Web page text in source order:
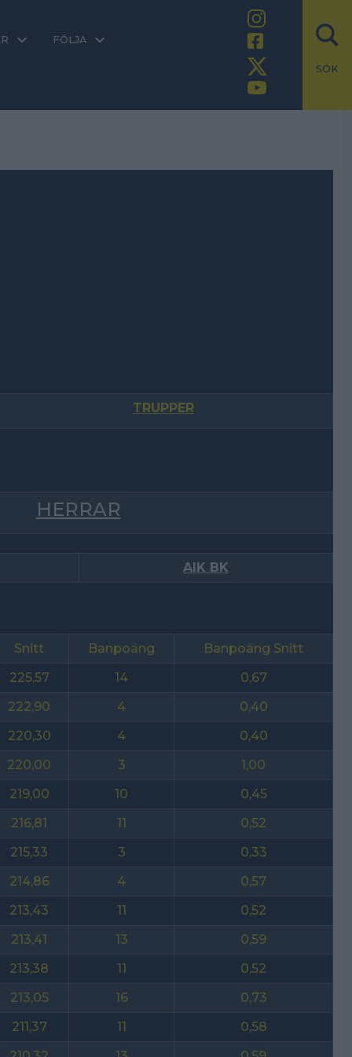
FÖLJA
SÖK
TRUPPER
HERRAR
AIK BK
Snitt Banpoäng
Banpoäng Snitt
225,57
14
0,67
222,90
4
0,40
220,30
4
0,40
220,00
3
1,00
219,00
10
0,45
216,81
11
0,52
215,33
3
0,33
214,86
4
0,57
213,43
11
0,52
213,41
13
0,59
213,38
11
0,52
213,05
16
0,73
211,37
11
0,58